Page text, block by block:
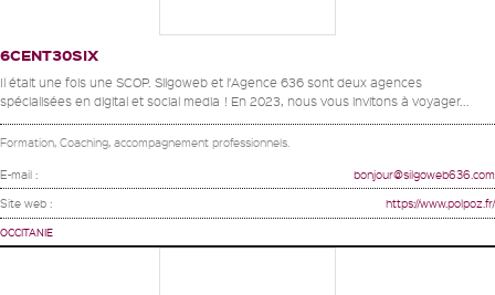
6CENT30SIX
Il était une fois une SCOP. Silgoweb et l’Agence 636 sont deux agences
spécialisées en digital et social media ! En 2023, nous vous invitons à voyager...
Formation, Coaching, accompagnement professionnels.
E-mail : bonjour@silgoweb636.com
Site web : https://www.polpoz.fr/
OCCITANIE